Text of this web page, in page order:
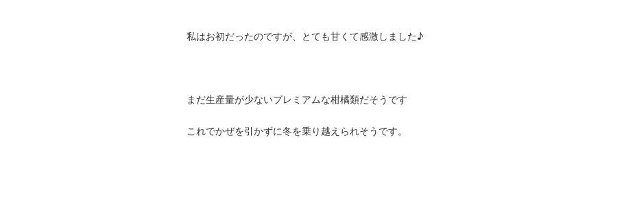
私はお初だったのですが、とても甘くて感激しました♪
まだ生産量が少ないプレミアムな柑橘類だそうです
これでかぜを引かずに冬を乗り越えられそうです。